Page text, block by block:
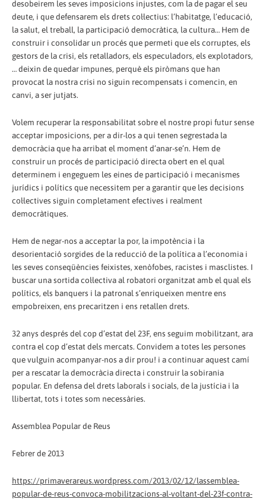
desobeirem les seves imposicions injustes, com la de pagar el seu
deute, i que defensarem els drets col·lectius: l’habitatge, l’educació,
la salut, el treball, la participació democràtica, la cultura… Hem de
construir i consolidar un procés que permeti que els corruptes, els
gestors de la crisi, els retalladors, els especuladors, els explotadors,
… deixin de quedar impunes, perquè els piròmans que han
provocat la nostra crisi no siguin recompensats i comencin, en
canvi, a ser jutjats.
Volem recuperar la responsabilitat sobre el nostre propi futur sense
acceptar imposicions, per a dir-los a qui tenen segrestada la
democràcia que ha arribat el moment d’anar-se’n. Hem de
construir un procés de participació directa obert en el qual
determinem i engeguem les eines de participació i mecanismes
jurídics i polítics que necessitem per a garantir que les decisions
col·lectives siguin completament efectives i realment
democràtiques.
Hem de negar-nos a acceptar la por, la impotència i la
desorientació sorgides de la reducció de la política a l’economia i
les seves conseqüències feixistes, xenòfobes, racistes i masclistes. I
buscar una sortida col·lectiva al robatori organitzat amb el qual els
polítics, els banquers i la patronal s’enriqueixen mentre ens
empobreixen, ens precaritzen i ens retallen drets.
32 anys després del cop d’estat del 23F, ens seguim mobilitzant, ara
contra el cop d’estat dels mercats. Convidem a totes les persones
que vulguin acompanyar-nos a dir prou! i a continuar aquest camí
per a rescatar la democràcia directa i construir la sobirania
popular. En defensa del drets laborals i socials, de la justícia i la
llibertat, tots i totes som necessàries.
Assemblea Popular de Reus
Febrer de 2013
https://primaverareus.wordpress.com/2013/02/12/lassemblea-
popular-de-reus-convoca-mobilitzacions-al-voltant-del-23f-contra-